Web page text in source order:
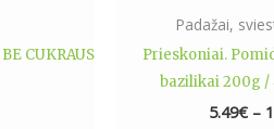
CUKRAUS
Padažai,
Prieskoniai.
bazilikai 200g
5.49€ –
on